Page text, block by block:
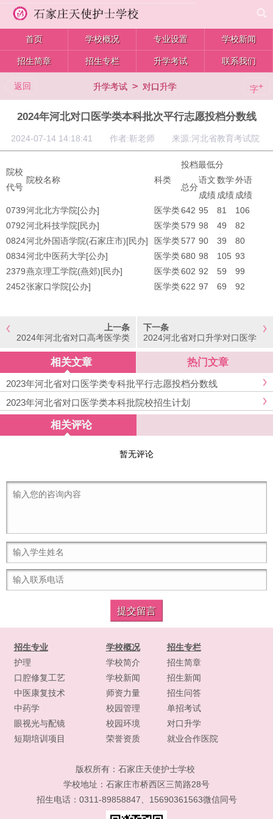
首页 学校概况 专业设置 学校新闻
招生简章 招生专栏 升学考试 联系我们
返回 升学考试 > 对口升学 字+
2024年河北对口医学类本科批次平行志愿投档分数线
2024-07-14 14:18:41 作者:靳老师 来源:河北省教育考试院
院校
代号
院校名称 科类
投档最低分
总分
语文
成绩
数学
成绩
外语
成绩
0739河北北方学院[公办] 医学类642 95 81
106
0792河北科技学院[民办] 医学类579 98 49
82
0824河北外国语学院(石家庄市)[民办] 医学类577 90 39
80
0834河北中医药大学[公办] 医学类680 98 105 93
2379燕京理工学院(燕郊)[民办] 医学类602 92 59
99
2452张家口学院[公办] 医学类622 97 69 92
上一条
2024年河北省对口高考医学类
下一条
2024河北省对口升学对口医学
相关文章 热门文章
2023年河北省对口医学类专科批平行志愿投档分数线
2023年河北省对口医学类本科批院校招生计划
相关评论
暂无评论
招生专业
护理
口腔修复工艺
中医康复技术
中药学
眼视光与配镜
短期培训项目
学校概况
学校简介
学校新闻
师资力量
校园管理
校园环境
荣誉资质
招生专栏
招生简章
招生新闻
招生问答
单招考试
对口升学
就业合作医院
版权所有： 石家庄天使护士学校
学校地址：石家庄市桥西区三简路28号
招生电话：0311-89858847、15690361563微信同号